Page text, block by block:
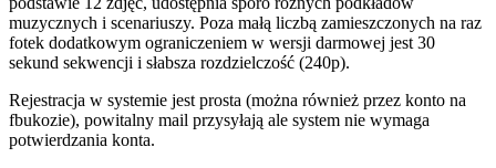
muzycznych i scenariuszy. Poza małą liczbą zamieszczonych na raz
fotek dodatkowym ograniczeniem w wersji darmowej jest 30
sekund sekwencji i słabsza rozdzielczość (240p).
Rejestracja w systemie jest prosta (można również przez konto na
fbukozie), powitalny mail przysyłają ale system nie wymaga
potwierdzania konta.